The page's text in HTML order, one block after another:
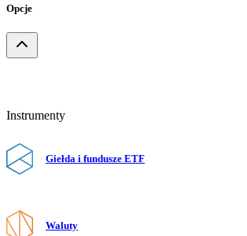
Opcje
Instrumenty
Giełda i fundusze ETF
Waluty